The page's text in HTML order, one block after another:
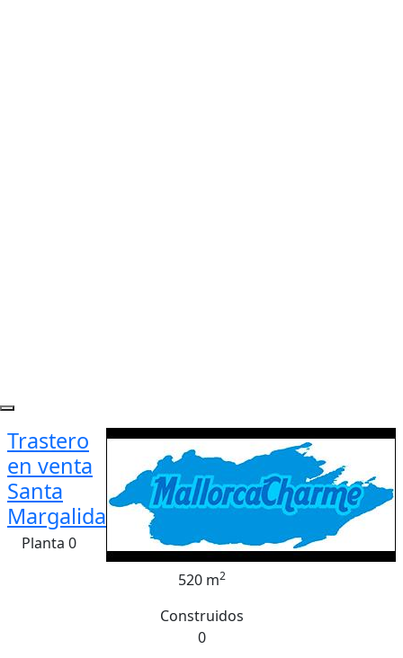
Trastero
en venta
Santa
Margalida
Planta 0
520 m2
Construidos
0